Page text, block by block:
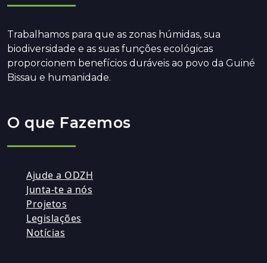
Trabalhamos para que as zonas húmidas, sua
biodiversidade e as suas funções ecológicas
proporcionem benefícios duráveis ao povo da Guiné
Bissau e humanidade.
O que Fazemos
Ajude a ODZH
Junta-te a nós
Projetos
Legislações
Notícias